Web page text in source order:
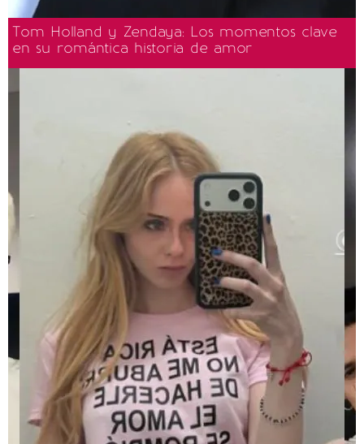
Tom Holland y Zendaya: Los momentos clave
en su romántica historia de amor